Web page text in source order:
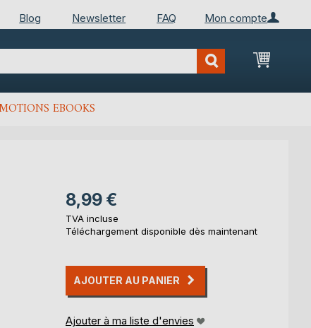
Mon compte
Blog Newsletter FAQ
Mon
EBOOKS
8,99 €
TVA incluse
Téléchargement disponible dès maintenant
AJOUTER AU PANIER
Ajouter à ma liste d'envies